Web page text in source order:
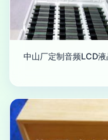
中山厂定制音频LCD